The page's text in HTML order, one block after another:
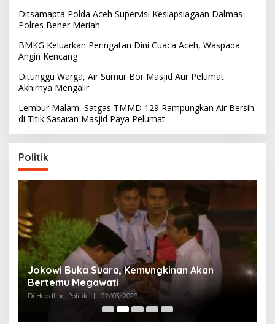
Ditsamapta Polda Aceh Supervisi Kesiapsiagaan Dalmas
Polres Bener Meriah
BMKG Keluarkan Peringatan Dini Cuaca Aceh, Waspada
Angin Kencang
Ditunggu Warga, Air Sumur Bor Masjid Aur Pelumat
Akhirnya Mengalir
Lembur Malam, Satgas TMMD 129 Rampungkan Air Bersih
di Titik Sasaran Masjid Paya Pelumat
Politik
Partai Perjuangan Aceh Bangun Peran
Perempuan di Parlemen Aceh
Di Politik | 12/03/2025